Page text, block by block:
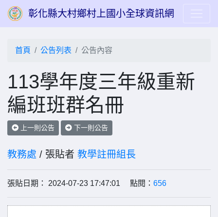
彰化縣大村鄉村上國小全球資訊網
首頁 公告列表 公告內容
113學年度三年級重新
編班班群名冊
上一則公告 下一則公告
教務處 / 張貼者 教學註冊組長
張貼日期： 2024-07-23 17:47:01 點閱： 656